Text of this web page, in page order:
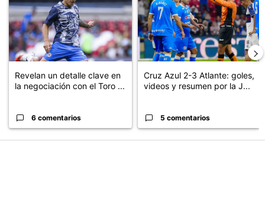
PUBLICIDAD
Revelan un detalle clave en
la negociación con el Toro ...
6 comentarios
Cruz Azul 2-3 Atlante: goles,
videos y resumen por la J...
5 comentarios